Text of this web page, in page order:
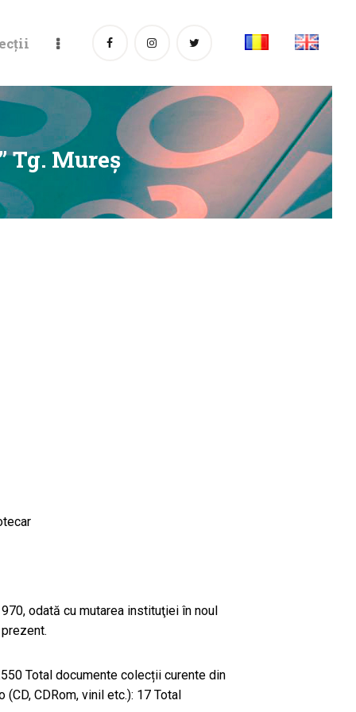
Tg. Mureş
odată cu mutarea instituţiei în noul
Total documente colecții curente din
CDRom, vinil etc.): 17 Total